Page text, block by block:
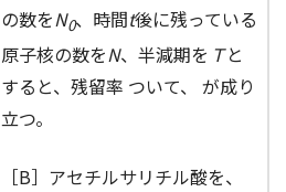
の数をN0、時間t後に残っている
原子核の数をN、半減期を Ｔと
すると、残留率 ついて、 が成り
立つ。
［B］アセチルサリチル酸を、